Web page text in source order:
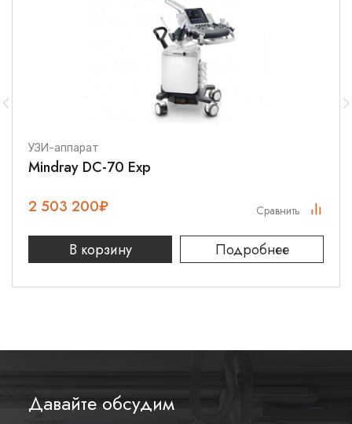
УЗИ-аппарат
Mindray DC-70 Exp
2 503 200₽
В корзину Подробнее
Сравнить
Давайте обсудим